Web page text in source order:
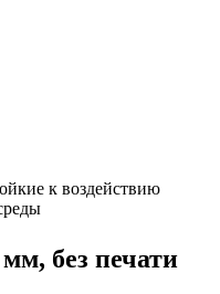
к воздействию
без печати